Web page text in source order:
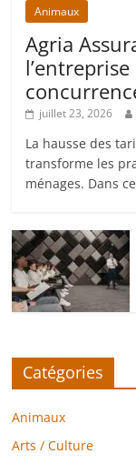
Animaux
Agria
juillet 23, 2026
La hausse des
transforme les
ménages. Dans
Catégories
Animaux
Arts / Culture